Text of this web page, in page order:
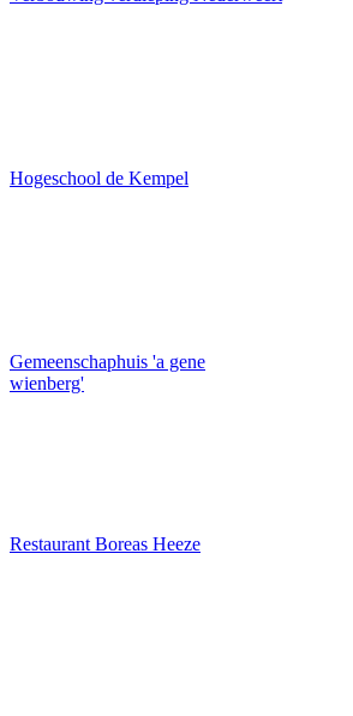
Hogeschool de Kempel
Gemeenschaphuis 'a gene
wienberg'
Restaurant Boreas Heeze